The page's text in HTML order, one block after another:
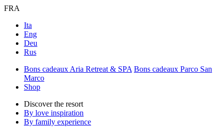
FRA
Ita
Eng
Deu
Rus
Bons cadeaux Aria Retreat & SPA Bons cadeaux Parco San
Marco
Shop
Discover the resort
By love inspiration
By family experience